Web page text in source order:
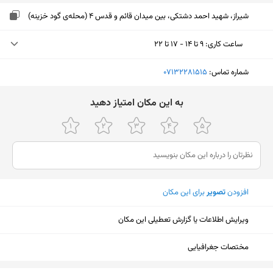
شیراز، شهید احمد دشتکی، بین میدان قائم و قدس 4 (محله‌ی گود خزینه)
ساعت کاری: ۹ تا ۱۴ - ۱۷ تا ۲۲
یکشنبه (امروز)
۹ تا ۱۴ - ۱۷ تا ۲۲
چهارشنبه
۹ تا ۱۴ - ۱۷ تا ۲۲
پنجشنبه
۹ تا ۱۴ - ۱۷ تا ۲۲
جمعه
شنبه
شماره تماس: ‎07132281515
ﺑﻪ اﯾﻦ ﻣﮑﺎن اﻣﺘﯿﺎز دﻫﯿﺪ
افزودنتصویربرای این مکان
ویرایش اطلاعات یا گزارش تعطیلی این مکان
مختصات جغرافیایی